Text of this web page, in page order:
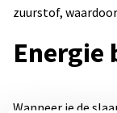
zuurstof,
Energie
Wanneer je de